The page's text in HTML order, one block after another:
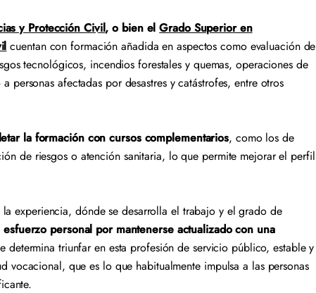
y Protección Civil, o bien elGrado Superior en
cuentan con formación añadida en aspectos como evaluación de
tecnológicos, incendios forestales y quemas, operaciones de
personas afectadas por desastres y catástrofes, entre otros
la formación con cursos complementarios, como los de
de riesgos o atención sanitaria, lo que permite mejorar el perfil
experiencia, dónde se desarrolla el trabajo y el grado de
esfuerzo personal por mantenerse actualizado con una
determina triunfar en esta profesión de servicio público, estable y
vocacional, que es lo que habitualmente impulsa a las personas